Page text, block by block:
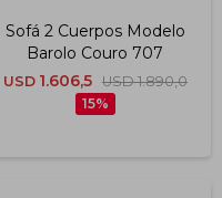
Sofá 2 Cuerpos Modelo
Barolo Couro 707
USD 1.606,5 USD 1.890,0
15